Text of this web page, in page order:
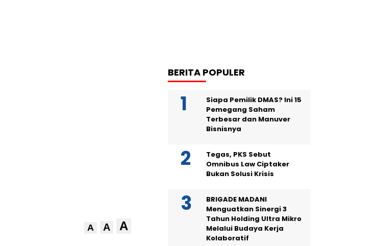
A A A
BERITA POPULER
Siapa Pemilik DMAS? Ini 15
Pemegang Saham
Terbesar dan Manuver
Bisnisnya
Tegas, PKS Sebut
Omnibus Law Ciptaker
Bukan Solusi Krisis
BRIGADE MADANI
Menguatkan Sinergi 3
Tahun Holding Ultra Mikro
Melalui Budaya Kerja
Kolaboratif